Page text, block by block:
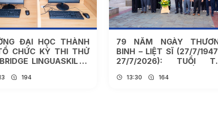
ĐẠI HỌC THÀNH
CHỨC KỲ THI THỬ
LINGUASKILL –
THỨC NĂM
194
79 NĂM NGÀY
BINH – LIỆT SĨ (27/7/
27/7/2026): TUỔI
TRUYỀN THỐNG
13:30 164